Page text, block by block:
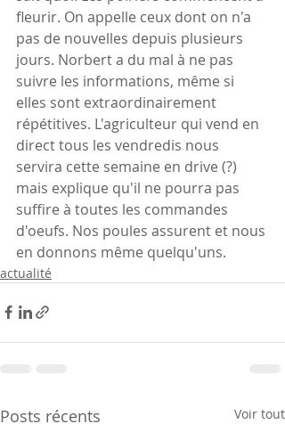
fleurir. On appelle ceux dont on n'a
pas de nouvelles depuis plusieurs
jours. Norbert a du mal à ne pas
suivre les informations, même si
elles sont extraordinairement
répétitives. L'agriculteur qui vend en
direct tous les vendredis nous
servira cette semaine en drive (?)
mais explique qu'il ne pourra pas
suffire à toutes les commandes
d'oeufs. Nos poules assurent et nous
en donnons même quelqu'uns.
actualité
Posts récents Voir tout